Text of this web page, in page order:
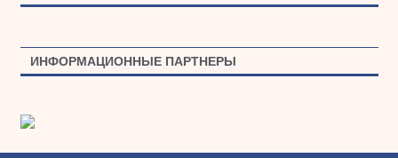
ИНФОРМАЦИОННЫЕ ПАРТНЕРЫ